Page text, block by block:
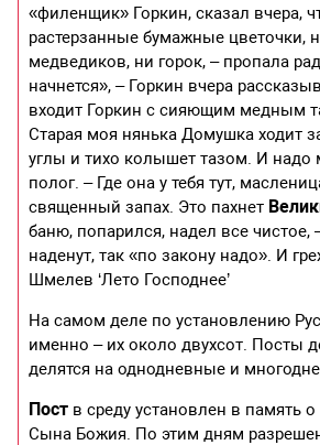
«филенщик» Горкин, сказал вчера,
растерзанные бумажные цветочки,
медведиков, ни горок, – пропала
начнется», – Горкин вчера
входит Горкин с сияющим медным
Старая моя нянька Домушка ходит
углы и тихо колышет тазом. И надо
полог. – Где она у тебя тут,
священный запах. Это пахнет
баню, попарился, надел все чистое,
наденут, так «по закону надо». И
Шмелев ‘Лето Господнее’
На самом деле по установлению
именно – их около двухсот. Посты
делятся на однодневные и
Пост в среду установлен в память
Сына Божия. По этим дням